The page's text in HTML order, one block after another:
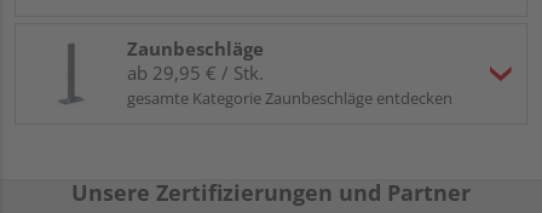
Zaunbeschläge
ab 29,95 € / Stk.
gesamte Kategorie Zaunbeschläge entdecken
Unsere Zertifizierungen und Partner